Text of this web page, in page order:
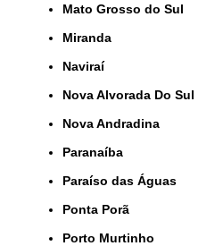
Mato Grosso do Sul
Miranda
Naviraí
Nova Alvorada Do Sul
Nova Andradina
Paranaíba
Paraíso das Águas
Ponta Porã
Porto Murtinho